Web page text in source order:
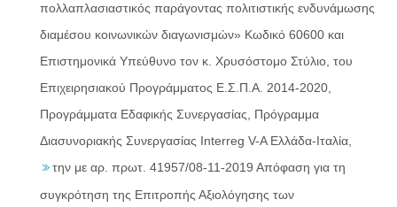
πολλαπλασιαστικός παράγοντας πολιτιστικής ενδυνάμωσης
διαμέσου κοινωνικών διαγωνισμών» Κωδικό 60600 και
Επιστημονικά Υπεύθυνο τον κ. Χρυσόστομο Στύλιο, του
Επιχειρησιακού Προγράμματος Ε.Σ.Π.Α. 2014-2020,
Προγράμματα Εδαφικής Συνεργασίας, Πρόγραμμα
Διασυνοριακής Συνεργασίας Interreg V-A Ελλάδα-Ιταλία,
την με αρ. πρωτ. 41957/08-11-2019 Απόφαση για τη
συγκρότηση της Επιτροπής Αξιολόγησης των